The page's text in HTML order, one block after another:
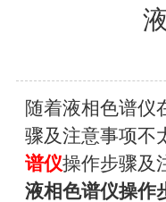
随着液相色谱仪
骤及注意事项不
谱仪操作步骤及
液相色谱仪操作